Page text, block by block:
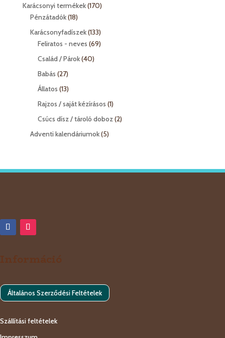
Karácsonyi termékek 170170
Pénzátadók 1818
termék
Karácsonyfadíszek 133133
termék
Feliratos - neves 6969
Család / Párok 4040
Babás 2727
termék
Állatos 1313
termék
Rajzos / saját kézírásos 11
termék
Csúcs dísz / tároló doboz 22
Adventi kalendáriumok 55
Információ
Általános Szerződési Feltételek
Szállítási feltételek